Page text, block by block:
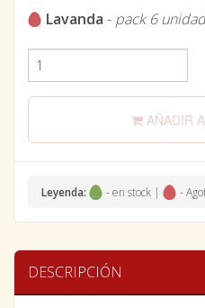
Lavanda - pack 6
AÑADIR
Leyenda: - en stock | -
DESCRIPCIÓN